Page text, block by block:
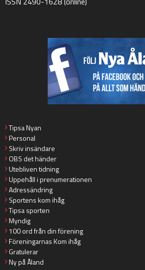
Tipsa Nyan
Personal
Skriv insändare
OBS det händer
Utebliven tidning
Uppehåll i prenumerationen
Adressändring
Sportens kom ihåg
Tipsa sporten
Myndig
100 ord från din förening
Föreningarnas Kom ihåg
Gratulerar
Ny på Åland